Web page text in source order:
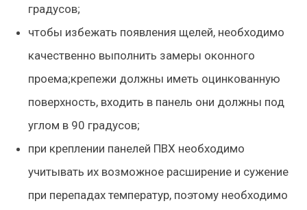
градусов;
чтобы избежать появления щелей, необходимо
качественно выполнить замеры оконного
проема;крепежи должны иметь оцинкованную
поверхность, входить в панель они должны под
углом в 90 градусов;
при креплении панелей ПВХ необходимо
учитывать их возможное расширение и сужение
при перепадах температур, поэтому необходимо